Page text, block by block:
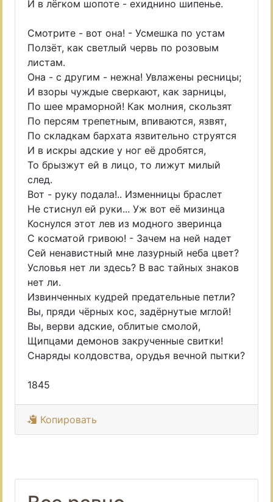
И в лёгком шопоте - ехиднино шипенье.
Смотрите - вот она! - Усмешка по устам
Ползёт, как светлый червь по розовым
листам.
Она - с другим - нежна! Увлажены ресницы;
И взоры чуждые сверкают, как зарницы,
По шее мраморной! Как молния, скользят
По персям трепетным, впиваются, язвят,
По складкам бархата язвительно струятся
И в искры адские у ног её дробятся,
То брызжут ей в лицо, то лижут милый
след.
Вот - руку подала!.. Изменницы браслет
Не стиснул ей руки... Уж вот её мизинца
Коснулся этот лев из модного зверинца
С косматой гривою! - Зачем на ней надет
Сей ненавистный мне лазурный неба цвет?
Условья нет ли здесь? В вас тайных знаков
нет ли.
Извинченных кудрей предательные петли?
Вы, пряди чёрных кос, задёрнутые мглой!
Вы, верви адские, облитые смолой,
Щипцами демонов закрученные свитки!
Снаряды колдовства, орудья вечной пытки?
1845
Копировать